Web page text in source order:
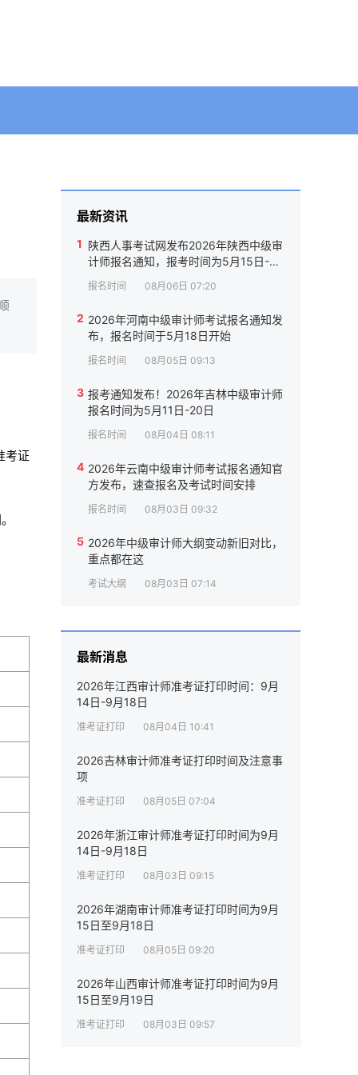
考证
最新资讯
1 陕西人事考试网发布2026年陕西中级审
计师报名通知，报考时间为5月15日-5
报名时间 08月06日 07:20
2 2026年河南中级审计师考试报名通知发
布，报名时间于5月18日开始
报名时间 08月05日 09:13
3 报考通知发布！2026年吉林中级审计师
报名时间为5月11日-20日
报名时间 08月04日 08:11
4 2026年云南中级审计师考试报名通知官
方发布，速查报名及考试时间安排
报名时间 08月03日 09:32
5 2026年中级审计师大纲变动新旧对比，
重点都在这
考试大纲 08月03日 07:14
最新消息
2026年江西审计师准考证打印时间：9月
14日-9月18日
准考证打印 08月04日 10:41
2026吉林审计师准考证打印时间及注意事
项
准考证打印 08月05日 07:04
2026年浙江审计师准考证打印时间为9月
14日-9月18日
准考证打印 08月03日 09:15
2026年湖南审计师准考证打印时间为9月
15日至9月18日
准考证打印 08月05日 09:20
2026年山西审计师准考证打印时间为9月
15日至9月19日
准考证打印 08月03日 09:57